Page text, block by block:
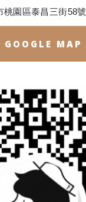
桃園區泰昌三街58號
GOOGLE MAP